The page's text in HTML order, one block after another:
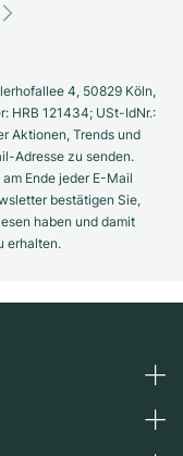
4, 50829 Köln,
HRB 121434; USt-IdNr.:
Aktionen, Trends und
Adresse zu senden.
Ende jeder E-Mail
bestätigen Sie,
haben und damit
erhalten.